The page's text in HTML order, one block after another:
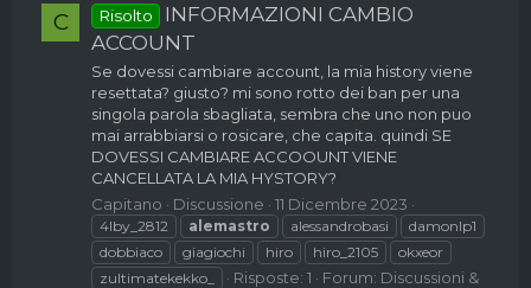
C Risolto
INFORMAZIONI CAMBIO
ACCOUNT
Se dovessi cambiare account, la mia history viene
resettata? giusto? mi sono rotto dei ban per una
singola parola sbagliata, sembra che uno non puo
mai arrabbiarsi o rosicare, che capita. quindi SE
DOVESSI CAMBIARE ACCOOUNT VIENE
CANCELLATA LA MIA HYSTORY?
Capitano
Discussione 11 Dicembre 2023
4lby_2812 alemastro alessandrobasi
damonlp1
dobbiaco
giagiochi hiro hiro_2105
okxeor
zultimatekekko_
Risposte: 1 Forum: Discussioni &